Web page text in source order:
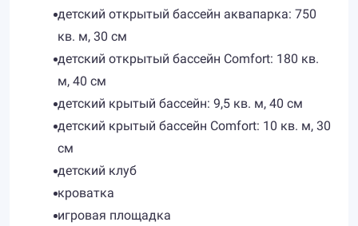
детский открытый бассейн аквапарка: 750
кв. м, 30 см
детский открытый бассейн Comfort: 180 кв.
м, 40 см
детский крытый бассейн: 9,5 кв. м, 40 см
детский крытый бассейн Comfort: 10 кв. м, 30
см
детский клуб
кроватка
игровая площадка